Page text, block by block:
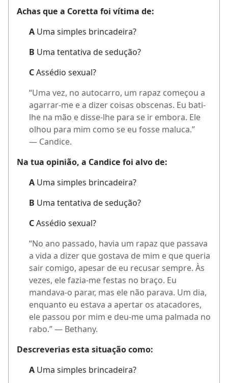
Achas que a Coretta foi vítima de:
A Uma simples brincadeira?
B Uma tentativa de sedução?
CAssédio sexual?
“Uma vez, no autocarro, um rapaz começou a
agarrar-me e a dizer coisas obscenas. Eu bati-
lhe na mão e disse-lhe para se ir embora. Ele
olhou para mim como se eu fosse maluca.”
— Candice.
Na tua opinião, a Candice foi alvo de:
A Uma simples brincadeira?
B Uma tentativa de sedução?
CAssédio sexual?
“No ano passado, havia um rapaz que passava
a vida a dizer que gostava de mim e que queria
sair comigo, apesar de eu recusar sempre. Às
vezes, ele fazia-me festas no braço. Eu
mandava-o parar, mas ele não parava. Um dia,
enquanto eu estava a apertar os atacadores,
ele passou por mim e deu-me uma palmada no
rabo.” — Bethany.
Descreverias esta situação como:
A Uma simples brincadeira?